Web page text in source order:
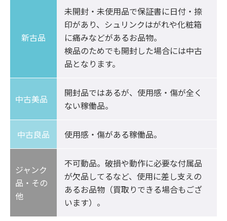
新古品
未開封・未使用品で保証書に日付・捺
印があり、シュリンクはがれや化粧箱
に痛みなどがあるお品物。
検品のためでも開封した場合には中古
品となります。
開封品ではあるが、使用感・傷が全く
ない稼働品。
中古良品 使用感・傷がある稼働品。
ジャンク
品・その
他
不可動品。破損や動作に必要な付属品
が欠品してるなど、使用に差し支えの
あるお品物（買取りできる場合もござ
います）。